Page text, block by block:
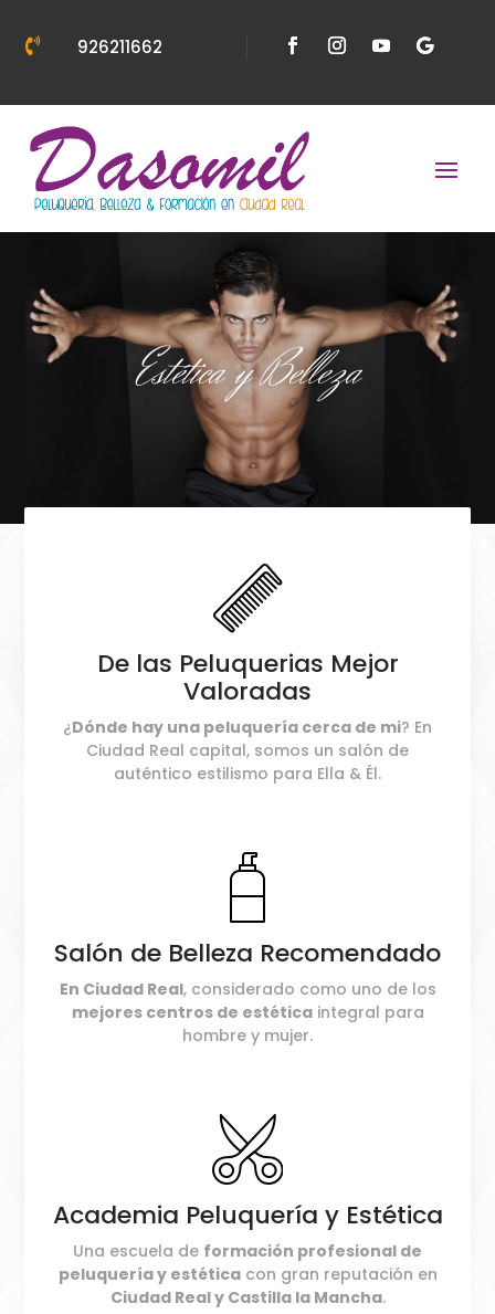
 926211662
Estética y Belleza
De las Peluquerias Mejor
Valoradas
¿Dónde hay una peluquería cerca de mi? En
Ciudad Real capital, somos un salón de
auténtico estilismo para Ella & Él.
Salón de Belleza Recomendado
En Ciudad Real, considerado como uno de los
mejores centros de estéticaintegral para
hombre y mujer.
Academia Peluquería y Estética
Una escuela de formación profesional de
peluquería y estéticacon gran reputación en
Ciudad Real y Castilla la Mancha.